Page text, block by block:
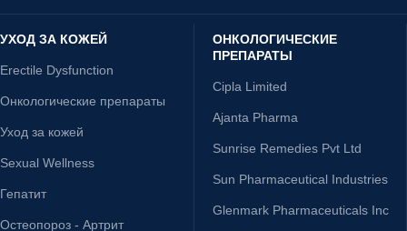
УХОД ЗА КОЖЕЙ
Erectile Dysfunction
Онкологические препараты
Уход за кожей
Sexual Wellness
Гепатит
Остеопороз - Артрит
ОНКОЛОГИЧЕСКИЕ
ПРЕПАРАТЫ
Cipla Limited
Ajanta Pharma
Sunrise Remedies Pvt Ltd
Sun Pharmaceutical Industries
Glenmark Pharmaceuticals Inc